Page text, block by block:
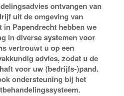
ontvangen van
uit de omgeving van
Papendrecht hebben we
in diverse systemen voor
vertrouwt u op een
advies, zodat u de
voor uw (bedrijfs-)pand.
ondersteuning bij het